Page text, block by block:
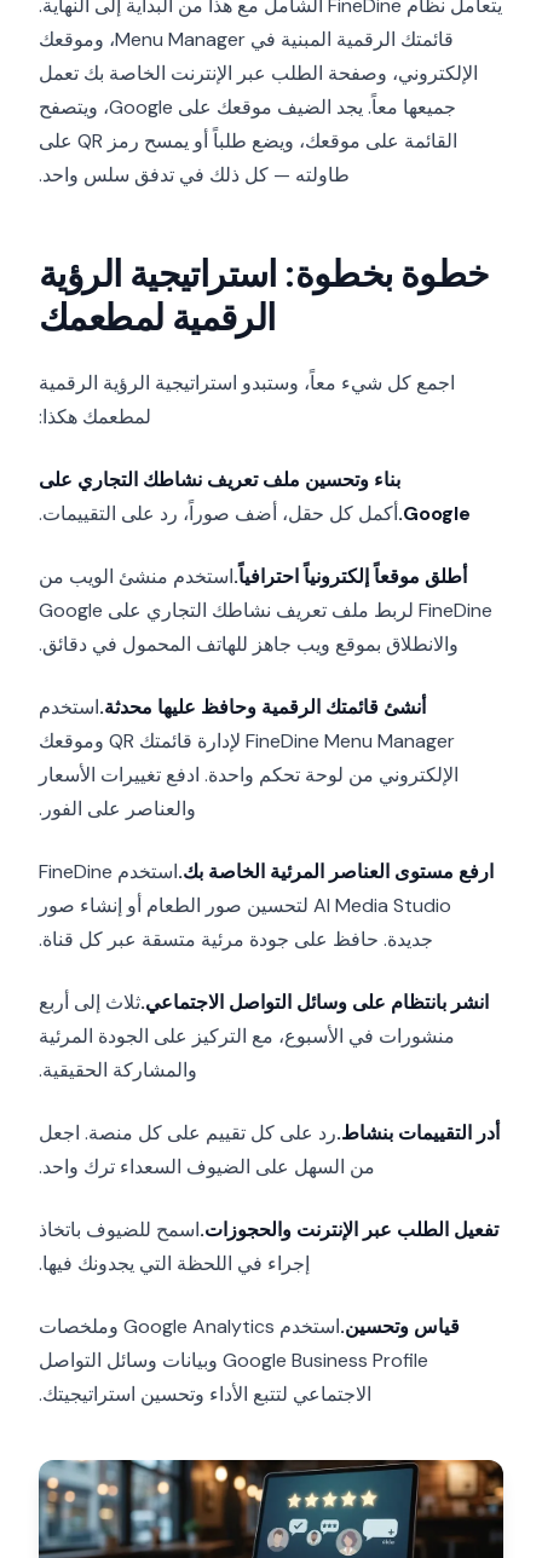
يتعامل نظام FineDine الشامل مع هذا من البداية إلى النهاية.
قائمتك الرقمية المبنية في Menu Manager، وموقعك
الإلكتروني، وصفحة الطلب عبر الإنترنت الخاصة بك تعمل
جميعها معاً. يجد الضيف موقعك على Google، ويتصفح
القائمة على موقعك، ويضع طلباً أو يمسح رمز QR على
طاولته — كل ذلك في تدفق سلس واحد.
خطوة بخطوة: استراتيجية الرؤية
الرقمية لمطعمك
اجمع كل شيء معاً، وستبدو استراتيجية الرؤية الرقمية
لمطعمك هكذا:
بناء وتحسين ملف تعريف نشاطك التجاري على
Google. أكمل كل حقل، أضف صوراً، رد على التقييمات.
أطلق موقعاً إلكترونياً احترافياً.استخدم منشئ الويب من
FineDine لربط ملف تعريف نشاطك التجاري على Google
والانطلاق بموقع ويب جاهز للهاتف المحمول في دقائق.
أنشئ قائمتك الرقمية وحافظ عليها محدثة.استخدم
FineDine Menu Manager لإدارة قائمتك QR وموقعك
الإلكتروني من لوحة تحكم واحدة. ادفع تغييرات الأسعار
والعناصر على الفور.
ارفع مستوى العناصر المرئية الخاصة بك.
استخدم FineDine
AI Media Studio لتحسين صور الطعام أو إنشاء صور
جديدة. حافظ على جودة مرئية متسقة عبر كل قناة.
انشر بانتظام على وسائل التواصل الاجتماعي.ثلاث إلى أربع
منشورات في الأسبوع، مع التركيز على الجودة المرئية
والمشاركة الحقيقية.
أدر التقييمات بنشاط.رد على كل تقييم على كل منصة. اجعل
من السهل على الضيوف السعداء ترك واحد.
تفعيل الطلب عبر الإنترنت والحجوزات.اسمح للضيوف باتخاذ
إجراء في اللحظة التي يجدونك فيها.
قياس وتحسين.
استخدم Google Analytics وملخصات
Google Business Profile وبيانات وسائل التواصل
الاجتماعي لتتبع الأداء وتحسين استراتيجيتك.